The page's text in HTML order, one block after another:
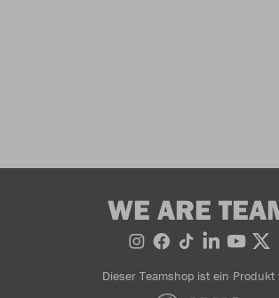
WE ARE
Dieser Teamshop ist ein Produkt